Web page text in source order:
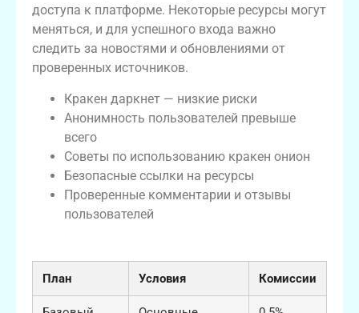
доступа к платформе. Некоторые ресурсы могут
меняться, и для успешного входа важно
следить за новостями и обновлениями от
проверенных источников.
Кракен даркнет — низкие риски
Анонимность пользователей превыше
всего
Советы по использованию кракен онион
Безопасные ссылки на ресурсы
Проверенные комментарии и отзывы
пользователей
План Условия Комиссии